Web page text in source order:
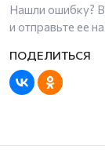
Нашли ошибку?
и отправьте ее